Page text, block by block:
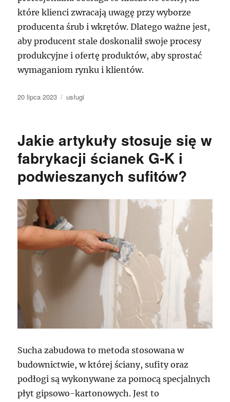
które klienci zwracają uwagę przy wyborze
producenta śrub i wkrętów. Dlatego ważne jest,
aby producent stale doskonalił swoje procesy
produkcyjne i ofertę produktów, aby sprostać
wymaganiom rynku i klientów.
Data
20 lipca 2023 Kategorie
usługi
Jakie artykuły stosuje się w
fabrykacji ścianek G-K i
podwieszanych sufitów?
Sucha zabudowa to metoda stosowana w
budownictwie, w której ściany, sufity oraz
podłogi są wykonywane za pomocą specjalnych
płyt gipsowo-kartonowych. Jest to